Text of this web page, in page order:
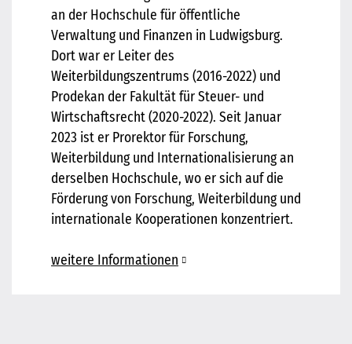
an der Hochschule für öffentliche
Verwaltung und Finanzen in Ludwigsburg.
Dort war er Leiter des
Weiterbildungszentrums (2016-2022) und
Prodekan der Fakultät für Steuer- und
Wirtschaftsrecht (2020-2022). Seit Januar
2023 ist er Prorektor für Forschung,
Weiterbildung und Internationalisierung an
derselben Hochschule, wo er sich auf die
Förderung von Forschung, Weiterbildung und
internationale Kooperationen konzentriert.
weitere Informationen